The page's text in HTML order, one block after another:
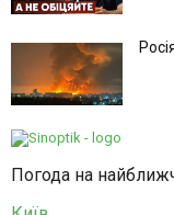
Погода на